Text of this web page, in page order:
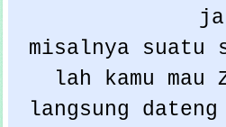
misalnya suatu
lah kamu
langsung